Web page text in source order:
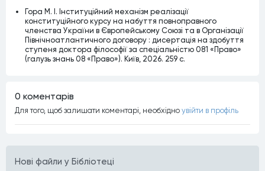
Нові файли у Бібліотеці
Гора М. І. Інституційний механізм реалізації
конституційного курсу на набуття повноправного
членства України в Європейському Союзі та в Організації
Північноатлантичного договору : дисертація на здобуття
ступеня доктора філософії за спеціальністю 081 «Право»
(галузь знань 08 «Право»). Київ, 2026. 259 с.
0 коментарiв
Для того, щоб залишати коментарi, необхiдно увiйти в профiль